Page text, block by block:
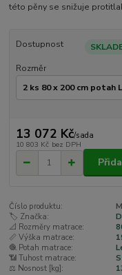
této pěny se snižuje
Dostupnost
Rozměr
13 072 Kč/sada
10 803 Kč bez DPH
Číslo produktu:
🏷️ Značka:
📐 Rozměry matrace:
📏 Výška matrace:
🧶 Potah matrace:
📶 Tuhost matrace:
⚖️ Nosnost [kg]: